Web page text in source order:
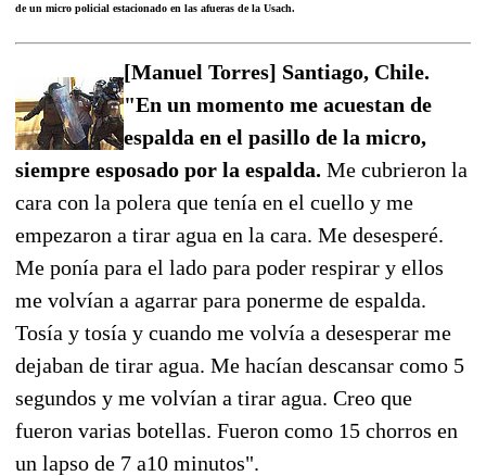
de un micro policial estacionado en las afueras de la Usach.
[Manuel Torres] Santiago, Chile.
"En un momento me acuestan de
espalda en el pasillo de la micro,
siempre esposado por la espalda. Me cubrieron la
cara con la polera que tenía en el cuello y me
empezaron a tirar agua en la cara. Me desesperé.
Me ponía para el lado para poder respirar y ellos
me volvían a agarrar para ponerme de espalda.
Tosía y tosía y cuando me volvía a desesperar me
dejaban de tirar agua. Me hacían descansar como 5
segundos y me volvían a tirar agua. Creo que
fueron varias botellas. Fueron como 15 chorros en
un lapso de 7 a10 minutos".